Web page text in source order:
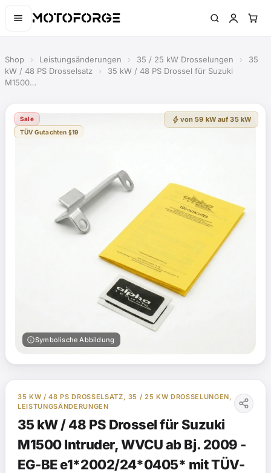
Shop › Leistungsänderungen › 35 / 25 kW Drosselungen ›
35
kW / 48 PS Drosselsatz
›
35 kW / 48 PS Drossel für Suzuki
M1500…
Sale
TÜV Gutachten §19
bolt von 59 kW auf 35 kW
infoSymbolische Abbildung
35 KW / 48 PS DROSSELSATZ, 35 / 25 KW DROSSELUNGEN,
LEISTUNGSÄNDERUNGEN
35 kW / 48 PS Drossel für Suzuki
M1500 Intruder, WVCU ab Bj. 2009 -
EG-BE e1*2002/24*0405* mit TÜV-